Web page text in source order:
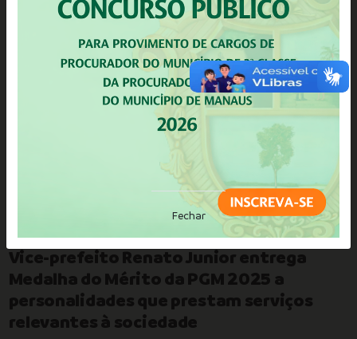
ÚLTIMAS NOTÍCIAS
Prefeitura comprova legalidade de
Vice-prefeito Renato Junior entrega
Medalha do Mérito da PGM 2025 a
personalidades que prestam serviços
relevantes à sociedade
Fechar